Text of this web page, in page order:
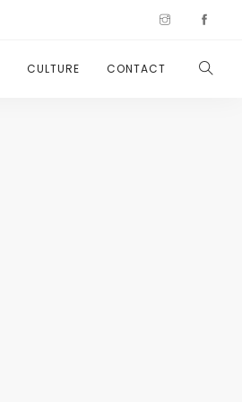
CULTURE CONTACT